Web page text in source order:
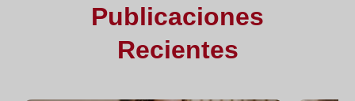
Publicaciones
Recientes